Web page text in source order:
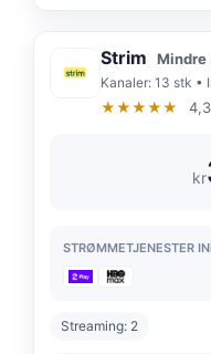
Strim Mindre
Kanaler: 13 stk •
★★★★★ 4,3
kr
STRØMMETJENESTER
Streaming: 2